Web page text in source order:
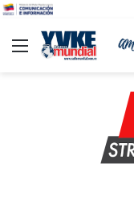
Menu